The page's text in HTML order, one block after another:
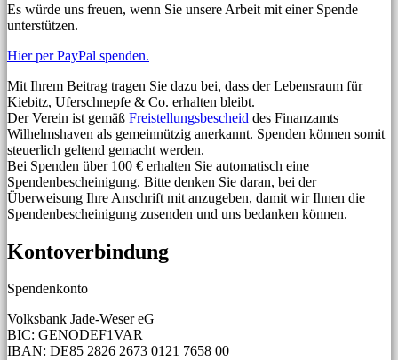
Es würde uns freuen, wenn Sie unsere Arbeit mit einer Spende
unterstützen.
Hier per PayPal spenden.
Mit Ihrem Beitrag tragen Sie dazu bei, dass der Lebensraum für
Kiebitz, Uferschnepfe & Co. erhalten bleibt.
Der Verein ist gemäß Freistellungsbescheid des Finanzamts
Wilhelmshaven als gemeinnützig anerkannt. Spenden können somit
steuerlich geltend gemacht werden.
Bei Spenden über 100 € erhalten Sie automatisch eine
Spendenbescheinigung. Bitte denken Sie daran, bei der
Überweisung Ihre Anschrift mit anzugeben, damit wir Ihnen die
Spendenbescheinigung zusenden und uns bedanken können.
Kontoverbindung
Spendenkonto
Volksbank Jade-Weser eG
BIC: GENODEF1VAR
IBAN: DE85 2826 2673 0121 7658 00